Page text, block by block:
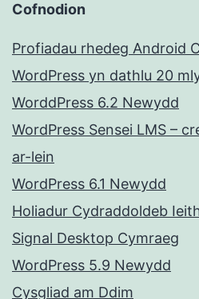
Cofnodion
Profiadau rhedeg Android
WordPress yn dathlu 20
WorddPress 6.2 Newydd
WordPress Sensei LMS –
ar-lein
WordPress 6.1 Newydd
Holiadur Cydraddoldeb
Signal Desktop Cymraeg
WordPress 5.9 Newydd
Cysgliad am Ddim